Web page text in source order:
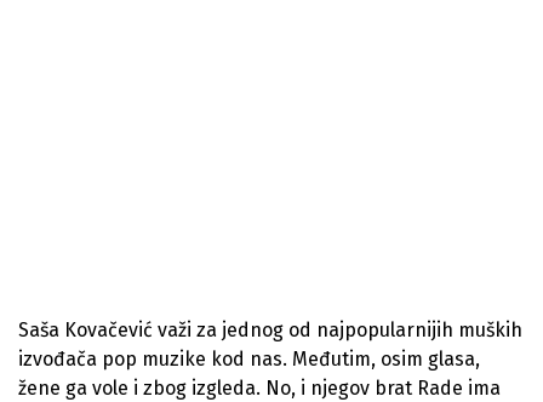
Saša Kovačević važi za jednog od najpopularnijih muških
izvođača pop muzike kod nas. Međutim, osim glasa,
žene ga vole i zbog izgleda. No, i njegov brat Rade ima